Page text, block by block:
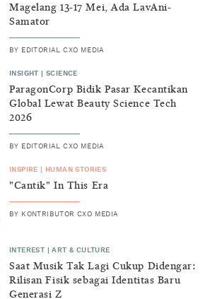
Magelang 13-17 Mei, Ada LavAni-
Samator
BY EDITORIAL CXO MEDIA
INSIGHT |SCIENCE
ParagonCorp Bidik Pasar Kecantikan
Global Lewat Beauty Science Tech
2026
BY EDITORIAL CXO MEDIA
INSPIRE HUMAN STORIES
"Cantik" In This Era
BY KONTRIBUTOR CXO MEDIA
INTEREST |ART & CULTURE
Saat Musik Tak Lagi Cukup Didengar:
Rilisan Fisik sebagai Identitas Baru
Generasi Z